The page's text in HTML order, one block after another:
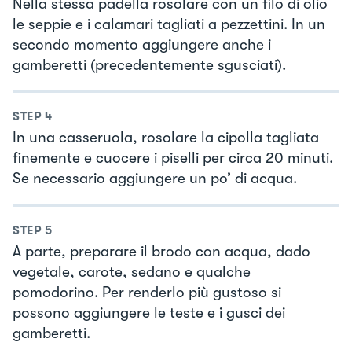
Nella stessa padella rosolare con un filo di olio
le seppie e i calamari tagliati a pezzettini. In un
secondo momento aggiungere anche i
gamberetti (precedentemente sgusciati).
STEP 4
In una casseruola, rosolare la cipolla tagliata
finemente e cuocere i piselli per circa 20 minuti.
Se necessario aggiungere un po’ di acqua.
STEP 5
A parte, preparare il brodo con acqua, dado
vegetale, carote, sedano e qualche
pomodorino. Per renderlo più gustoso si
possono aggiungere le teste e i gusci dei
gamberetti.